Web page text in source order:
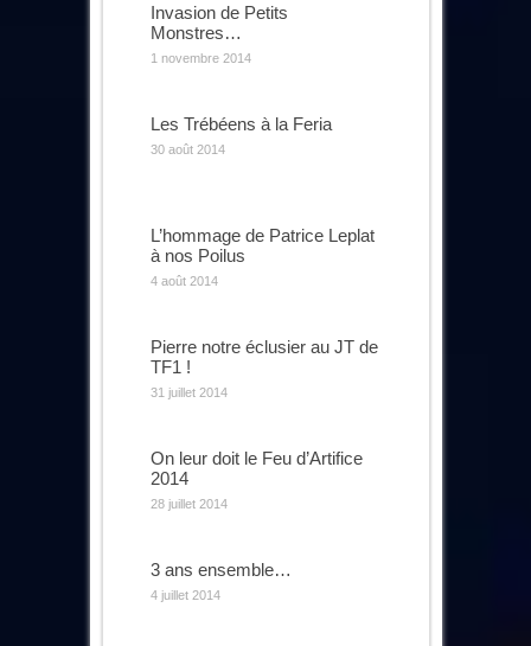
Invasion de Petits
Monstres…
1 novembre 2014
Les Trébéens à la Feria
30 août 2014
L’hommage de Patrice Leplat
à nos Poilus
4 août 2014
Pierre notre éclusier au JT de
TF1 !
31 juillet 2014
On leur doit le Feu d’Artifice
2014
28 juillet 2014
3 ans ensemble…
4 juillet 2014